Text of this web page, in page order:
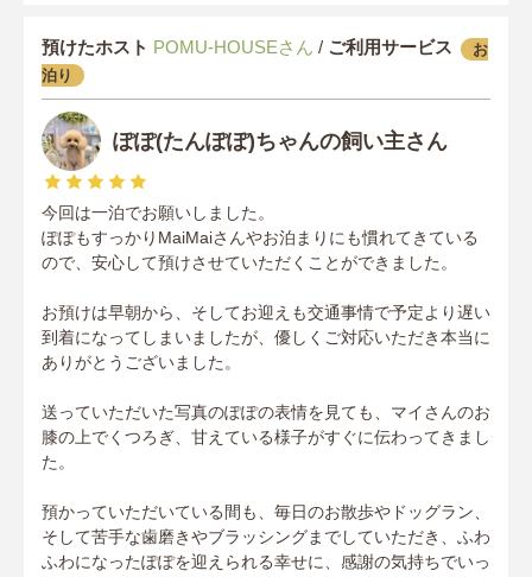
預けたホスト POMU-HOUSEさん / ご利用サービス
お
泊り
ぽぽ(たんぽぽ)ちゃんの飼い主さん
今回は一泊でお願いしました。
ぽぽもすっかりMaiMaiさんやお泊まりにも慣れてきている
ので、安心して預けさせていただくことができました。
お預けは早朝から、そしてお迎えも交通事情で予定より遅い
到着になってしまいましたが、優しくご対応いただき本当に
ありがとうございました。
送っていただいた写真のぽぽの表情を見ても、マイさんのお
膝の上でくつろぎ、甘えている様子がすぐに伝わってきまし
た。
預かっていただいている間も、毎日のお散歩やドッグラン、
そして苦手な歯磨きやブラッシングまでしていただき、ふわ
ふわになったぽぽを迎えられる幸せに、感謝の気持ちでいっ